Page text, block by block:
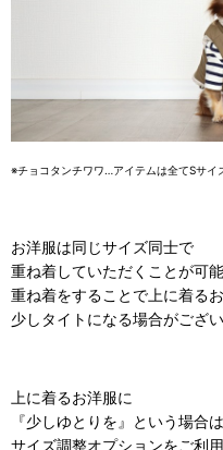
※チョコタンチワワ…アイテムは全てSサイ
お洋服は同じサイズ同士で
重ね着していただくことが可
重ね着をすることで上に着る
少しタイトになる場合がござい
上に着るお洋服に
『少しゆとりを』という場合は
サイズ調整オプションをご利